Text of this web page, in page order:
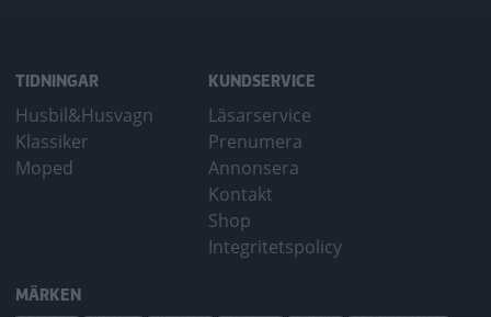
TIDNINGAR
Husbil&Husvagn
Klassiker
Moped
KUNDSERVICE
Läsarservice
Prenumera
Annonsera
Kontakt
Shop
Integritetspolicy
MÄRKEN